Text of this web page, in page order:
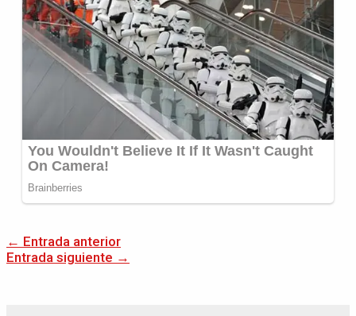
← Entrada anterior
Entrada siguiente →